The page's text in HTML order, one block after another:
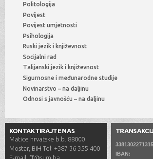
Politologija
Povijest
Povijest umjetnosti
Psihologija
Ruski jezik i književnost
Socijalni rad
Talijanski jezik i književnost
Sigurnosne i međunarodne studije
Novinarstvo – na daljinu
Odnosi s javnošću – na daljinu
KONTAKTIRAJTE NAS
Matice hrvatske b.b. 88000
Mostar, BiH Tel: +387 36 355-400
E-mail: ff@sum.ba
IBAN: